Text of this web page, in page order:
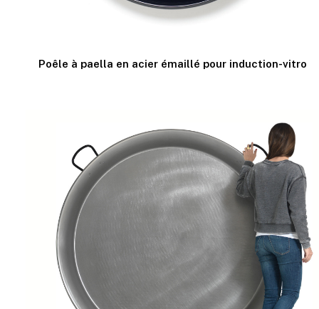
Poêle à paella en acier émaillé pour induction-vitro